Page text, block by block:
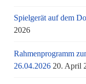
Spielgerät auf dem
2026
Rahmenprogramm
26.04.2026 20. April